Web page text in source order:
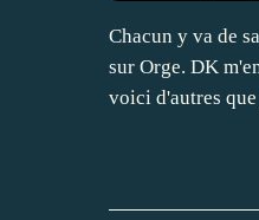
Chacun y va de
sur Orge. DK
voici d'autres